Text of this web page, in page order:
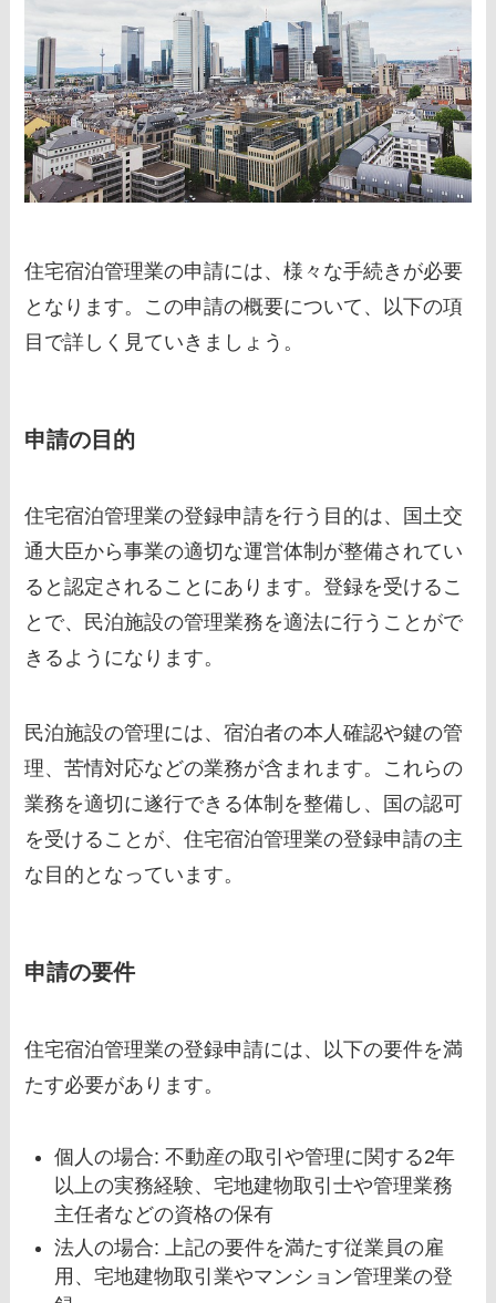
住宅宿泊管理業の申請には、様々な手続きが必要
となります。この申請の概要について、以下の項
目で詳しく見ていきましょう。
申請の目的
住宅宿泊管理業の登録申請を行う目的は、国土交
通大臣から事業の適切な運営体制が整備されてい
ると認定されることにあります。登録を受けるこ
とで、民泊施設の管理業務を適法に行うことがで
きるようになります。
民泊施設の管理には、宿泊者の本人確認や鍵の管
理、苦情対応などの業務が含まれます。これらの
業務を適切に遂行できる体制を整備し、国の認可
を受けることが、住宅宿泊管理業の登録申請の主
な目的となっています。
申請の要件
住宅宿泊管理業の登録申請には、以下の要件を満
たす必要があります。
個人の場合: 不動産の取引や管理に関する2年
以上の実務経験、宅地建物取引士や管理業務
主任者などの資格の保有
法人の場合: 上記の要件を満たす従業員の雇
用、宅地建物取引業やマンション管理業の登